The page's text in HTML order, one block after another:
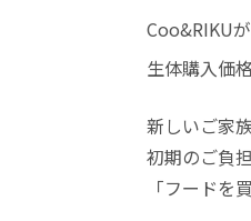
Coo&RIKU
生体購入価
新しいご家
初期のご負
「フードを